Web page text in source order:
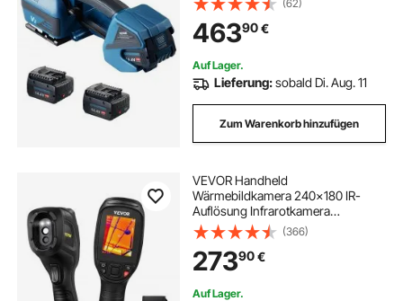
Umreifungswerkzeug mit
Digitalanzeige, 2 x 4000 mAh
batteriebetriebenes automatisches
Umreifungswerkzeug für
Verpackungskartonpaletten
(62)
46390€
Auf Lager.
Lieferung:sobald Di. Aug. 11
Zum Warenkorb hinzufügen
VEVOR Handheld
Wärmebildkamera 240x180 IR-
Auflösung Infrarotkamera
Thermometer 40mK Thermografie
Kamera -20-550°C Thermokamera
Identifizierung von Wilden Tiere
Elektrisch Hotspots Fehlenden
Isolierung
(366)
27390€
Auf Lager.